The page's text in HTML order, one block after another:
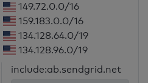
149.72.0.0/16
159.183.0.0/16
134.128.64.0/19
134.128.96.0/19
include:ab.sendgrid.net